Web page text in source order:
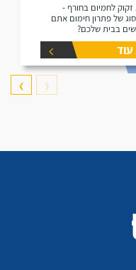
לחמיום בחורף -
של פתרון חימום אתם
בבית שלכם?
❮
❯